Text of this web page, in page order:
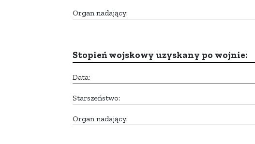
Organ nadający:
Stopień wojskowy uzyskany po wojnie:
Data:
Starszeństwo:
Organ nadający: